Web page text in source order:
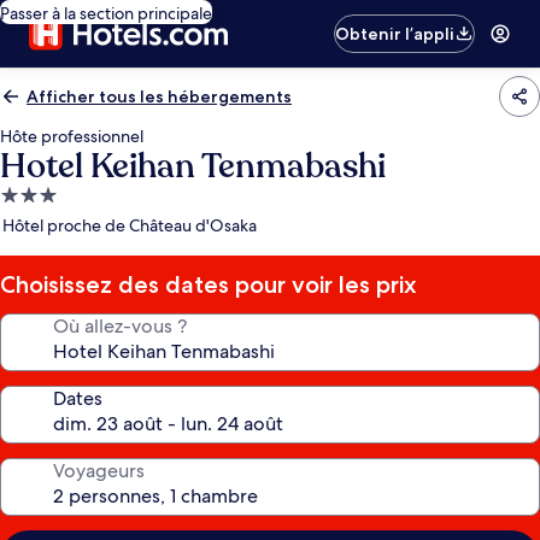
Passer à la section principale
Obtenir l’appli
Afficher tous les hébergements
Hôte professionnel
Hotel Keihan Tenmabashi
Hébergement
3.0 étoiles
Hôtel proche de Château d'Osaka
Choisissez des dates pour voir les prix
Où allez-vous ?
Dates
Voyageurs